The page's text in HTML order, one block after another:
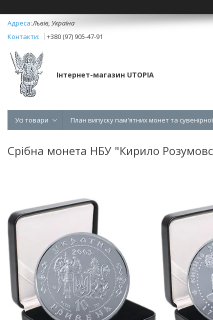
Львів, Україна
+380 (97) 905-47-91
Інтернет-магазин UTOPIA
Усі товари План випуску пам'ятних монет та сувенірної
Срібна монета НБУ "Кирило